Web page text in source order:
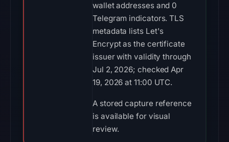
wallet addresses and 0
Telegram indicators. TLS
metadata lists Let's
Encrypt as the certificate
issuer with validity through
Jul 2, 2026; checked Apr
19, 2026 at 11:00 UTC.
A stored capture reference
is available for visual
review.